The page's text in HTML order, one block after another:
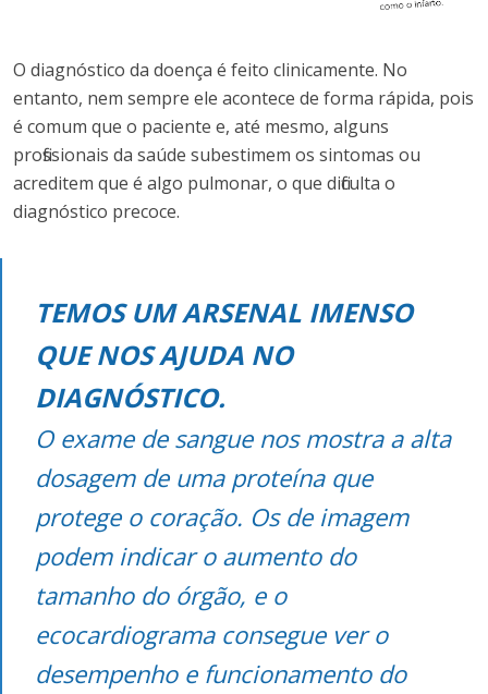
O diagnóstico da doença é feito clinicamente. No
entanto, nem sempre ele acontece de forma rápida, pois
é comum que o paciente e, até mesmo, alguns
profissionais da saúde subestimem os sintomas ou
acreditem que é algo pulmonar, o que dificulta o
diagnóstico precoce.
TEMOS UM ARSENAL IMENSO
QUE NOS AJUDA NO
DIAGNÓSTICO.
O exame de sangue nos mostra a alta
dosagem de uma proteína que
protege o coração. Os de imagem
podem indicar o aumento do
tamanho do órgão, e o
ecocardiograma consegue ver o
desempenho e funcionamento do